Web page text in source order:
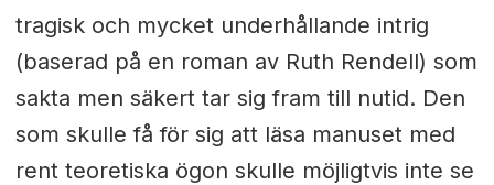
tragisk och mycket underhållande intrig
(baserad på en roman av Ruth Rendell) som
sakta men säkert tar sig fram till nutid. Den
som skulle få för sig att läsa manuset med
rent teoretiska ögon skulle möjligtvis inte se